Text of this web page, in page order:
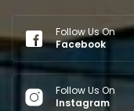
Follow Us On
Facebook
Follow Us On
Instagram